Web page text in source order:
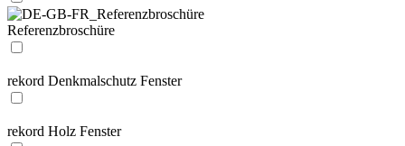
Referenzbroschüre
rekord Denkmalschutz Fenster
rekord Holz Fenster